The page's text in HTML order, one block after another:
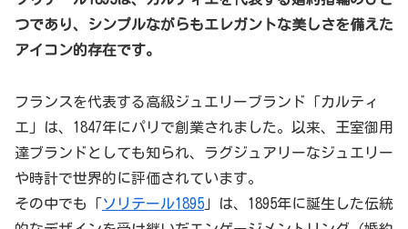
つであり、シンプルながらもエレガントな美しさを備えた
アイコン的存在です。
フランスを代表する高級ジュエリーブランド「カルティ
エ」は、1847年にパリで創業されました。以来、王室御用
達ブランドとしても知られ、ラグジュアリーなジュエリー
や時計で世界的に評価されています。
その中でも「ソリテール1895」は、1895年に誕生した伝統